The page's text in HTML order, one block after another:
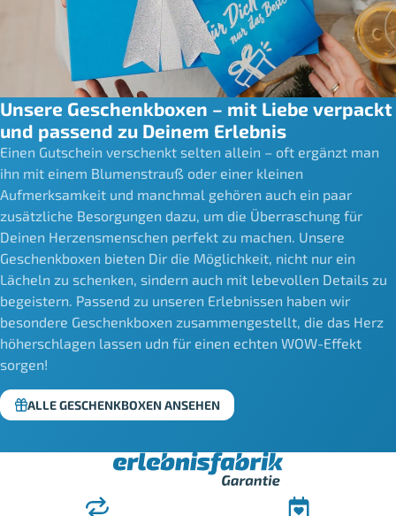
Unsere Geschenkboxen – mit Liebe verpackt
und passend zu Deinem Erlebnis
Einen Gutschein verschenkt selten allein – oft ergänzt man
ihn mit einem Blumenstrauß oder einer kleinen
Aufmerksamkeit und manchmal gehören auch ein paar
zusätzliche Besorgungen dazu, um die Überraschung für
Deinen Herzensmenschen perfekt zu machen. Unsere
Geschenkboxen bieten Dir die Möglichkeit, nicht nur ein
Lächeln zu schenken, sindern auch mit lebevollen Details zu
begeistern. Passend zu unseren Erlebnissen haben wir
besondere Geschenkboxen zusammengestellt, die das Herz
höherschlagen lassen udn für einen echten WOW-Effekt
sorgen!
ALLE GESCHENKBOXEN ANSEHEN